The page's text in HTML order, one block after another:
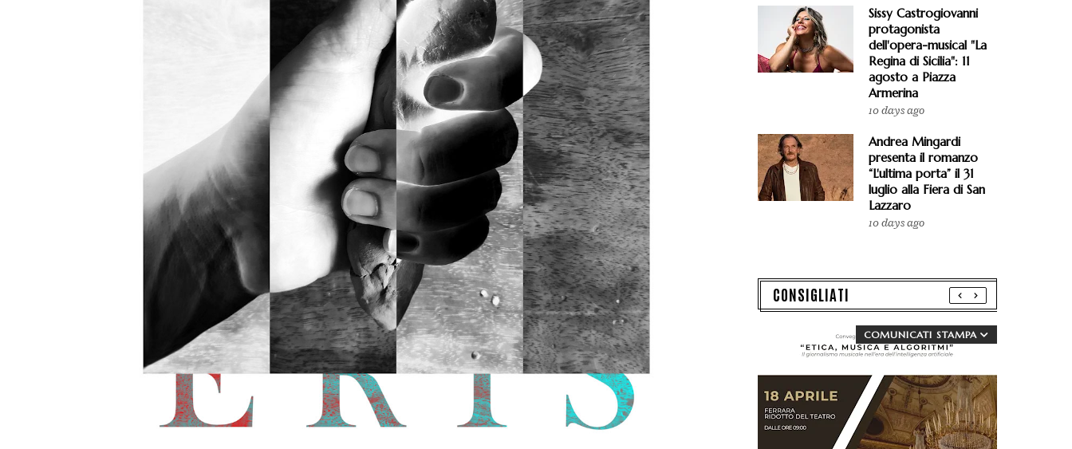
Sissy Castrogiovanni
protagonista
dell'opera-musical "La
Regina di Sicilia": 11
agosto a Piazza
Armerina
10 days ago
Andrea Mingardi
presenta il romanzo
“L'ultima porta” il 31
luglio alla Fiera di San
Lazzaro
10 days ago
CONSIGLIATI
COMUNICATI STAMPA